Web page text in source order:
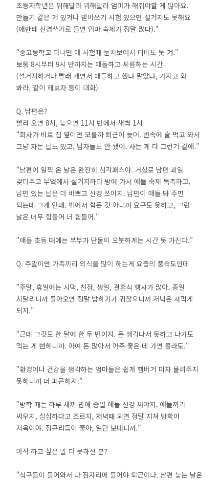
초등저학년은 뭐해달라 뭐해달라 엄마가 해줘야할 게 많아요.
만들기 같은 거 있거나 받아쓰기 시험 있으면 설거지도 못해요
(애한테 신경쓰기로 들면 엄마 숙제가 정말 많다)."
"중고등학교 다니면 애 시험때 눈치보여서 티비도 못 켜."
보통 8시부터 9시 반까지는 애들하고 씨름하는 시간
(설거지하거나 빨래 개면서 애들하고 했냐 말았냐, 가지고 와
봐라, 같이 해보자 등이 대화)
Q. 남편은?
빨리 오면 8시, 늦으면 11시 반에서 새벽 1시
"회사가 바로 집 옆이면 모를까 퇴근이 늦어. 빈속에 술 먹고 와서
그냥 자는 날도 있고, 남자들도 안 됐어. 사는 게 다 그런거 같애."
"남편이 일찍 온 날은 완전히 삼각패스야. 거실로 남편 과일
갖다주고 부엌에서 설거지하다 방에 가서 애들 숙제 독촉하고,
남편 있는 날은 더 바쁘고 신경 쓰이지. 남편이 애들 봐 주면
되는데 그게 안돼. 밖에서 힘든 것 아니까 요구도 못하고, 그런
날은 너무 힘들어 더 힘들어."
"애들 초등 때에는 부부가 단둘이 오붓하게는 시간 못 가진다."
Q. 주말이면 가족끼리 외식을 많이 하는게 요즘의 풍속도인데
"주말, 휴일에는 시댁, 친정, 생일, 결혼식 행사가 많아. 종일
시달리니까 돌아오면 정말 밥하기가 귀찮으니까 저녁은 사먹게
되지."
"근데 그것도 한 달에 한 두 번이지. 돈 생각나서 못하고 나가도
먹는 게 뻔하니까. 아예 돈 많아서 아주 좋은 데 가면 몰라도."
"환경이나 건강을 생각하는 엄마들은 쉽게 햄버거 피자 물려주지
못하니까 더 피곤하지."
"방학 때는 하루 세끼 밥에 종일 애들 신경 써야지, 애들끼리
싸우지, 심심하다고 조르지, 저녁때 되면 정말 지쳐 방학이
지옥이야. 정규리듬이 좋아, 일단 보내니까."
아직 하고 싶은 말 다 못하신 분?
"식구들이 들어와서 다 잠자리에 들어야 퇴근이다. 남편 늦는 날은